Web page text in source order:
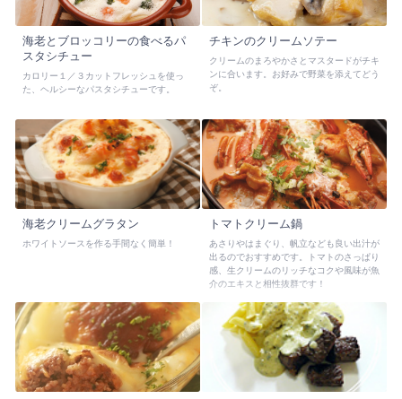
海老とブロッコリーの食べるパ
スタシチュー
カロリー１／３カットフレッシュを使っ
た、ヘルシーなパスタシチューです。
チキンのクリームソテー
クリームのまろやかさとマスタードがチキ
ンに合います。お好みで野菜を添えてどう
ぞ。
海老クリームグラタン
ホワイトソースを作る手間なく簡単！
トマトクリーム鍋
あさりやはまぐり、帆立なども良い出汁が
出るのでおすすめです。トマトのさっぱり
感、生クリームのリッチなコクや風味が魚
介のエキスと相性抜群です！